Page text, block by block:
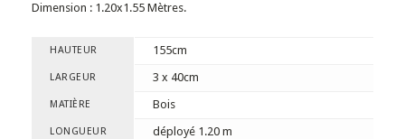
Dimension : 1.20x1.55 Mètres.
HAUTEUR 155cm
LARGEUR 3 x 40cm
MATIÈRE Bois
LONGUEUR déployé 1.20 m